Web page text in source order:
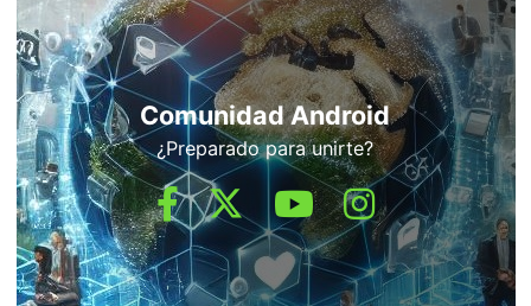
Comunidad Android
¿Preparado para unirte?